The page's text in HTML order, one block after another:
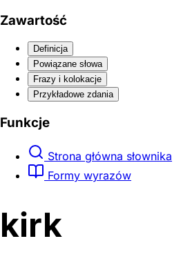
Zawartość
Definicja
Powiązane słowa
Frazy i kolokacje
Przykładowe zdania
Funkcje
Strona główna słownika
Formy wyrazów
kirk